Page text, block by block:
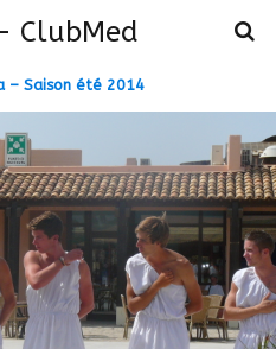
ClubMed
– Saison été 2014